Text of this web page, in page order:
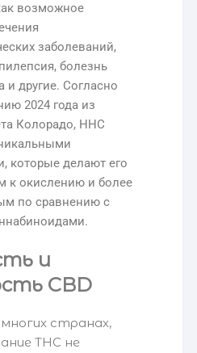
возможное
заболеваний,
болезнь
и другие. Согласно
2024 года из
Колорадо, HHC
которые делают его
к окислению и более
по сравнению с
и
CBD
странах,
THC не